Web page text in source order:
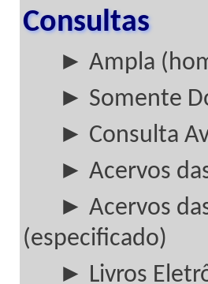
Consultas
► Ampla
► Somente
► Consulta
► Acervos
► Acervos
(especificado)
► Livros